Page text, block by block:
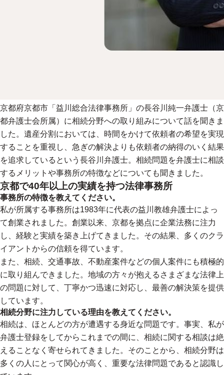
京都府京都市「益川総合法律事務所」の長谷川純一弁護士（京
都弁護士会所属）に相続分野への取り組みについて話を聞きま
した。遺産分割においては、時間をかけて依頼者の希望を実現
することを重視し、急ぎの解決よりも依頼者の納得のいく結果
を追求しているという長谷川弁護士。相続問題を弁護士に相談
するメリットや事務所の特徴などについても聞きました。
京都で40年以上の実績を持つ法律事務所
事務所の特徴を教えてください。
私が所属する事務所は1983年に代表の益川教雄弁護士によっ
て創業されました。創業以来、京都を拠点に企業法務に注力
し、経験と実績を築き上げてきました。その結果、多くのクラ
イアントからの信頼を得ています。
また、相続、交通事故、不動産案件などの個人案件にも積極的
に取り組んできました。地域の方々が抱えるさまざまな法律上
の問題に対して、丁寧かつ迅速に対応し、最善の解決策を提供
しています。
相続分野に注力している理由を教えてください。
相続は、ほとんどの方が遭遇する身近な問題です。事実、私が
弁護士登録をしてからこれまでの間に、相続に関する相談は絶
えることなく寄せられてきました。そのことから、相続分野は
多くの人にとって関心が高く、重要な法律問題であると認識し